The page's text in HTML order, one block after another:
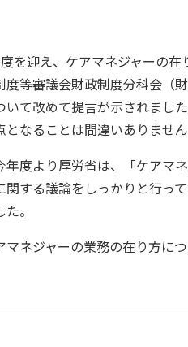
を迎え、ケアマネジャーの
度等審議会財政制度分科会
いて改めて提言が示されまし
となることは間違いありません
年度より厚労省は、「ケアマ
関する議論をしっかりと行っ
。
マネジャーの業務の在り方に